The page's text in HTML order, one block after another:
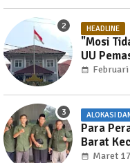
HEADLINE
"Mosi
UU
Layanan
ALOKASI
Para
Barat
Maret